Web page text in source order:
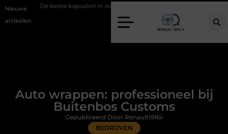
Nieuwe
artikelen
kapsalon in Arnhem: meer dan alleen een knipbeurt
Auto wrappen: professioneel bij
Buitenbos Customs
BEDRIJVEN
Gepubliceerd Door Renault1916v